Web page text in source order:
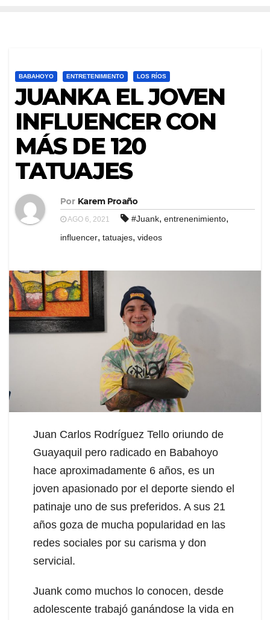
BABAHOYO ENTRETENIMIENTO LOS RÍOS
JUANKA EL JOVEN
INFLUENCER CON
MÁS DE 120
TATUAJES
Por Karem Proaño
AGO 6, 2021 #Juank, entrenenimiento,
influencer, tatuajes, videos
Juan Carlos Rodríguez Tello oriundo de
Guayaquil pero radicado en Babahoyo
hace aproximadamente 6 años, es un
joven apasionado por el deporte siendo el
patinaje uno de sus preferidos. A sus 21
años goza de mucha popularidad en las
redes sociales por su carisma y don
servicial.
Juank como muchos lo conocen, desde
adolescente trabajó ganándose la vida en